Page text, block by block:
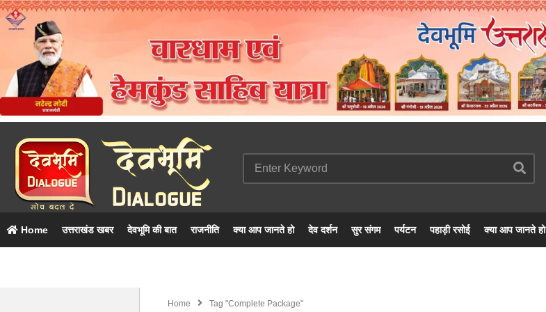
Home उत्तराखंड खबर देवभूमि की बात राजनीति क्या आप जानते हो देव दर्शन सुर संगम पर्यटन पहाड़ी रसोई क्या आप जानते हो
Home Tag "complete Package"